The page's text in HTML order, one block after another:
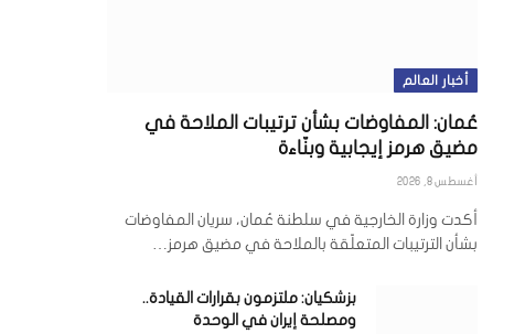
أخبار العالم
عُمان: المفاوضات بشأن ترتيبات الملاحة في
مضيق هرمز إيجابية وبنّاءة
أغسطس 8, 2026
أكدت وزارة الخارجية في سلطنة عُمان، سريان المفاوضات
بشأن الترتيبات المتعلّقة بالملاحة في مضيق هرمز…
بزشكيان: ملتزمون بقرارات القيادة..
ومصلحة إيران في الوحدة